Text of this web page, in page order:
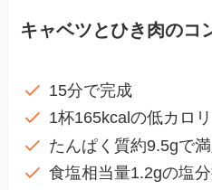
キャベツとひき肉のコ
15分で完成
1杯165kcalの低カロ
たんぱく質約9.5gで
食塩相当量1.2gの塩